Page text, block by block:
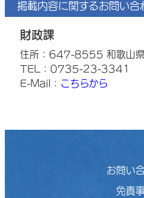
掲載内容に関するお問い合
財政課
住所：647-8555 和歌山県
TEL：0735-23-3341
E-Mail： こちらから
お問い
免責